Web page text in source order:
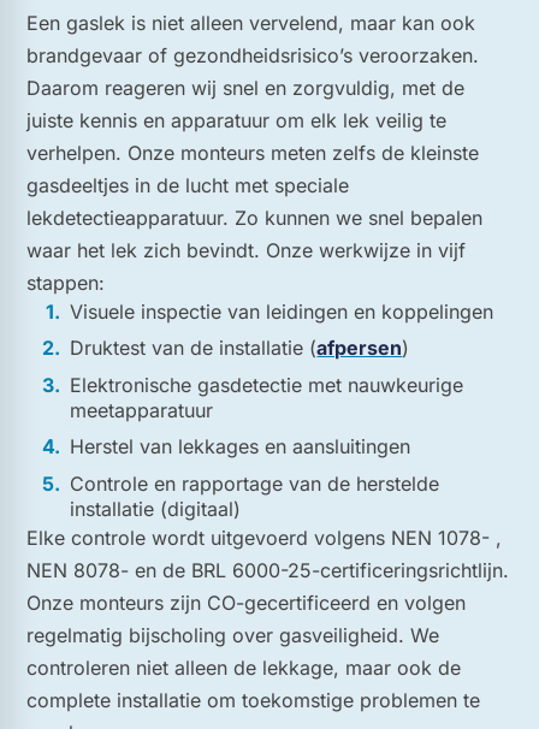
Een gaslek is niet alleen vervelend, maar kan ook
brandgevaar of gezondheidsrisico’s veroorzaken.
Daarom reageren wij snel en zorgvuldig, met de
juiste kennis en apparatuur om elk lek veilig te
verhelpen. Onze monteurs meten zelfs de kleinste
gasdeeltjes in de lucht met speciale
lekdetectieapparatuur. Zo kunnen we snel bepalen
waar het lek zich bevindt. Onze werkwijze in vijf
stappen:
Visuele inspectie van leidingen en koppelingen
Druktest van de installatie (afpersen)
Elektronische gasdetectie met nauwkeurige
meetapparatuur
Herstel van lekkages en aansluitingen
Controle en rapportage van de herstelde
installatie (digitaal)
Elke controle wordt uitgevoerd volgens NEN 1078- ,
NEN 8078- en de BRL 6000-25-certificeringsrichtlijn.
Onze monteurs zijn CO-gecertificeerd en volgen
regelmatig bijscholing over gasveiligheid. We
controleren niet alleen de lekkage, maar ook de
complete installatie om toekomstige problemen te